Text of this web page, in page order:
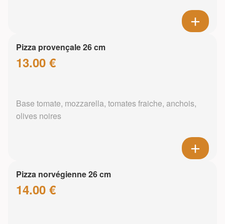
Pizza provençale 26 cm
13.00 €
Base tomate, mozzarella, tomates fraiche, anchois,
olives noires
Pizza norvégienne 26 cm
14.00 €